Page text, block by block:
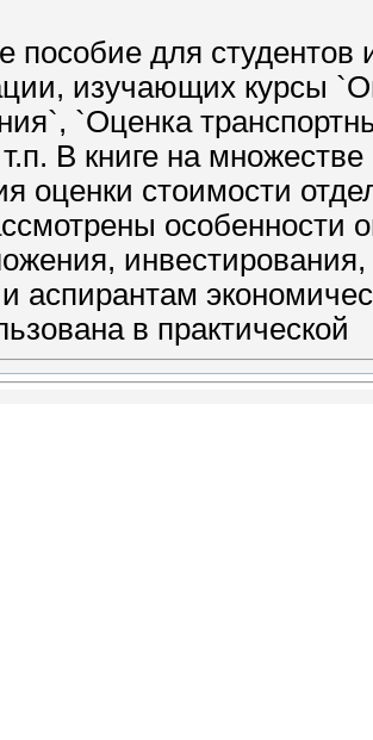
пособие для
изучающих курсы
`Оценка
В книге на
оценки стоимости
особенности
аспирантам
в практической